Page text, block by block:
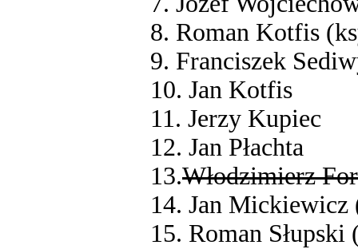
8. Roman Kotfis
9. Franciszek
10. Jan Kotfis
11. Jerzy Kupiec
12. Jan Płachta
13.Włodzimierz
14. Jan Mickiewicz
15. Roman